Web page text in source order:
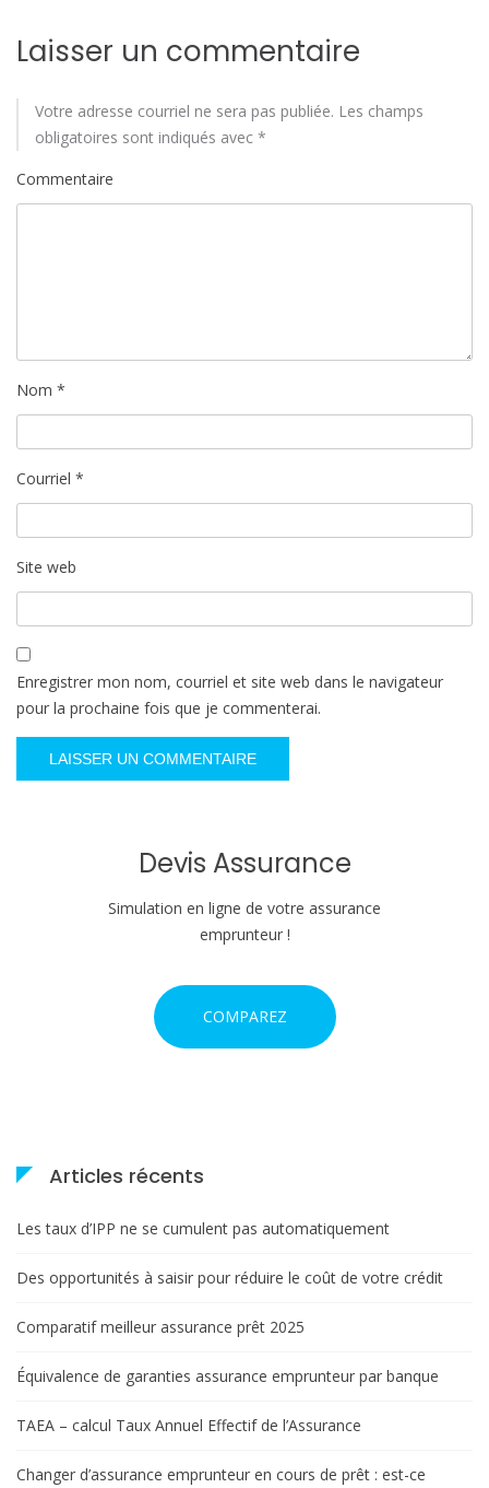
Laisser un commentaire
Votre adresse courriel ne sera pas publiée. Les champs
obligatoires sont indiqués avec *
Commentaire
Nom *
Courriel *
Site web
Enregistrer mon nom, courriel et site web dans le navigateur
pour la prochaine fois que je commenterai.
Devis Assurance
Simulation en ligne de votre assurance
emprunteur !
COMPAREZ
Articles récents
Les taux d’IPP ne se cumulent pas automatiquement
Des opportunités à saisir pour réduire le coût de votre crédit
Comparatif meilleur assurance prêt 2025
Équivalence de garanties assurance emprunteur par banque
TAEA – calcul Taux Annuel Effectif de l’Assurance
Changer d’assurance emprunteur en cours de prêt : est-ce